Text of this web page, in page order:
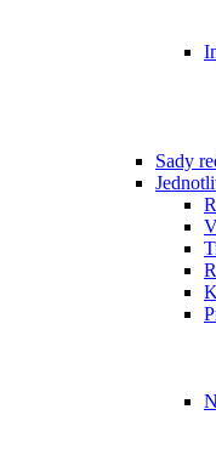
Sady